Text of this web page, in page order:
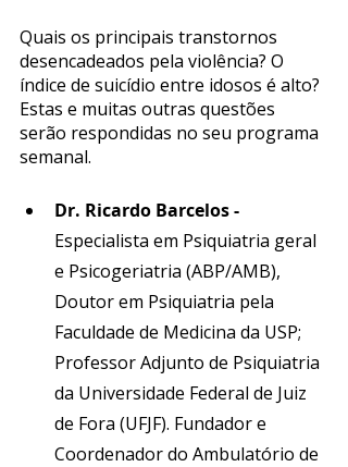
Quais os principais transtornos
desencadeados pela violência? O
índice de suicídio entre idosos é alto?
Estas e muitas outras questões
serão respondidas no seu programa
semanal.
Dr. Ricardo Barcelos -
Especialista em Psiquiatria geral
e Psicogeriatria (ABP/AMB),
Doutor em Psiquiatria pela
Faculdade de Medicina da USP;
Professor Adjunto de Psiquiatria
da Universidade Federal de Juiz
de Fora (UFJF). Fundador e
Coordenador do Ambulatório de